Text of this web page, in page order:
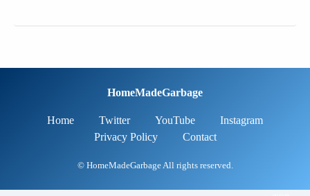
HomeMadeGarbage
Home Twitter YouTube
Instagram
Privacy Policy
Contact
© HomeMadeGarbage All rights reserved.